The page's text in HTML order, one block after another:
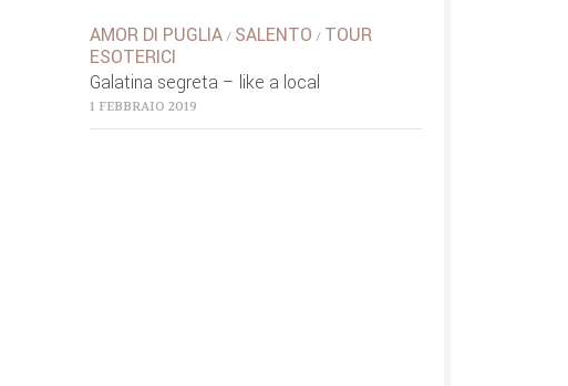
AMOR DI PUGLIA / SALENTO / TOUR
ESOTERICI
Galatina segreta – like a local
1 FEBBRAIO 2019